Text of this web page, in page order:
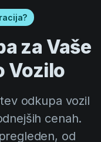
za Vaše
Vozilo
odkupa vozil
cenah.
od